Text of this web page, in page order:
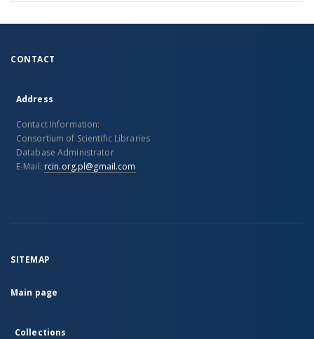
CONTACT
Address
Contact Information:
Consortium of Scientific Libraries
Database Administrator
E-Mail: rcin.org.pl@gmail.com
SITEMAP
Main page
Collections